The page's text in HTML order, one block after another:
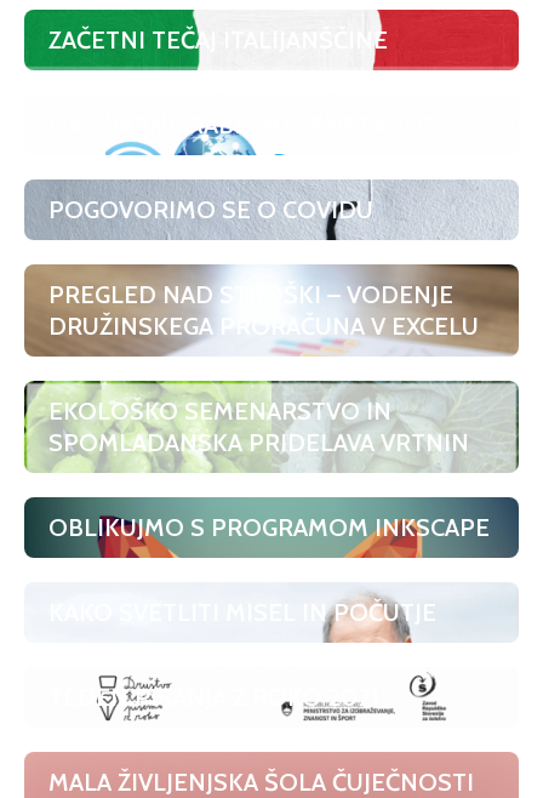
ZAČETNI TEČAJ ITALIJANŠČINE
DAN VARNE RABE INTERNETA 2021
POGOVORIMO SE O COVIDU
PREGLED NAD STROŠKI – VODENJE
DRUŽINSKEGA PRORAČUNA V EXCELU
EKOLOŠKO SEMENARSTVO IN
SPOMLADANSKA PRIDELAVA VRTNIN
OBLIKUJMO S PROGRAMOM INKSCAPE
KAKO SVETLITI MISEL IN POČUTJE
TEDEN PISANJA Z ROKO 2021
MALA ŽIVLJENJSKA ŠOLA ČUJEČNOSTI